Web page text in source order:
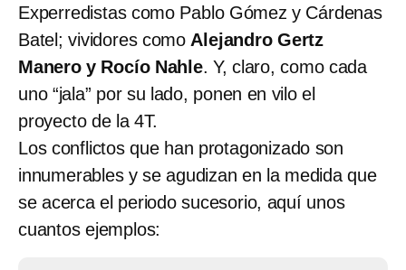
Experredistas como Pablo Gómez y Cárdenas
Batel; vividores como Alejandro Gertz
Manero y Rocío Nahle. Y, claro, como cada
uno “jala” por su lado, ponen en vilo el
proyecto de la 4T.
Los conflictos que han protagonizado son
innumerables y se agudizan en la medida que
se acerca el periodo sucesorio, aquí unos
cuantos ejemplos: